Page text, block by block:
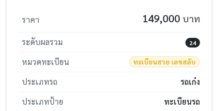
ราคา 149,000 บาท
ระดับผลรวม 24
หมวดทะเบียน ทะเบียนสวย เลขสลับ
ประเภทรถ
รถเก๋ง
ประเภทป้าย
ทะเบียนรถ